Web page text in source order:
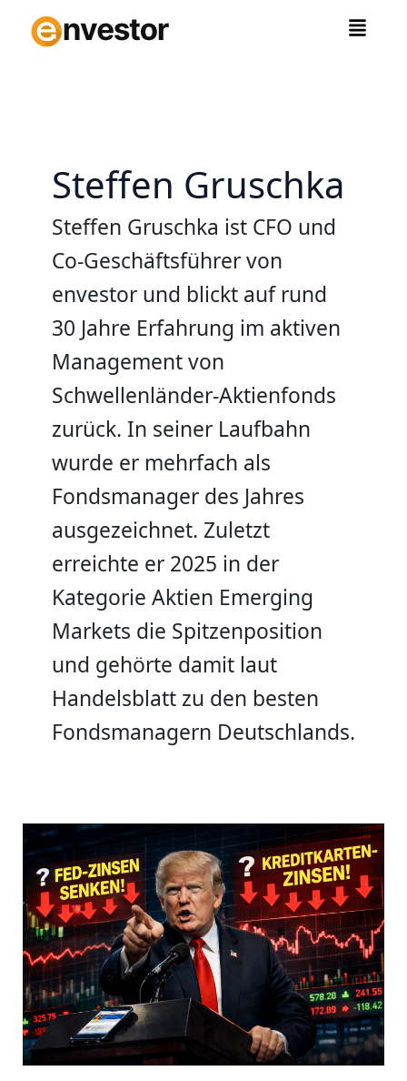
Inhalt
springen
Steffen Gruschka
Steffen Gruschka ist CFO und
Co-Geschäftsführer von
envestor und blickt auf rund
30 Jahre Erfahrung im aktiven
Management von
Schwellenländer-Aktienfonds
zurück. In seiner Laufbahn
wurde er mehrfach als
Fondsmanager des Jahres
ausgezeichnet. Zuletzt
erreichte er 2025 in der
Kategorie Aktien Emerging
Markets die Spitzenposition
und gehörte damit laut
Handelsblatt zu den besten
Fondsmanagern Deutschlands.
Killt
Trump
den
US-
Kapitalismus?
Wie
Anleger
jetzt
reagieren
sollten